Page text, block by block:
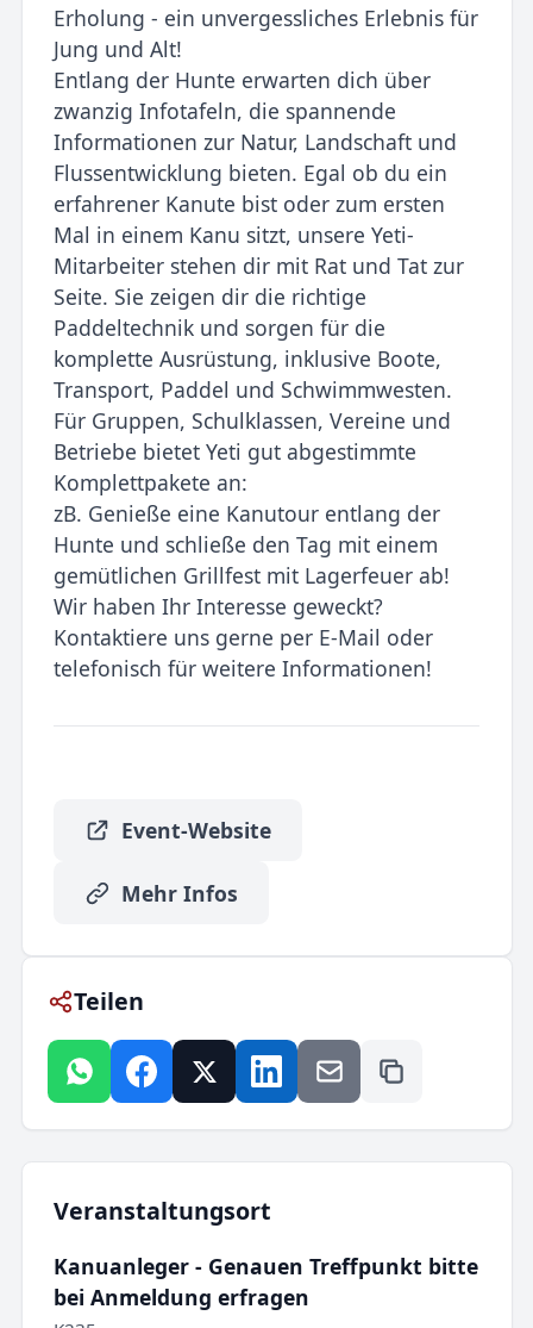
Erholung - ein unvergessliches Erlebnis für
Jung und Alt!
Entlang der Hunte erwarten dich über
zwanzig Infotafeln, die spannende
Informationen zur Natur, Landschaft und
Flussentwicklung bieten. Egal ob du ein
erfahrener Kanute bist oder zum ersten
Mal in einem Kanu sitzt, unsere Yeti-
Mitarbeiter stehen dir mit Rat und Tat zur
Seite. Sie zeigen dir die richtige
Paddeltechnik und sorgen für die
komplette Ausrüstung, inklusive Boote,
Transport, Paddel und Schwimmwesten.
Für Gruppen, Schulklassen, Vereine und
Betriebe bietet Yeti gut abgestimmte
Komplettpakete an:
zB. Genieße eine Kanutour entlang der
Hunte und schließe den Tag mit einem
gemütlichen Grillfest mit Lagerfeuer ab!
Wir haben Ihr Interesse geweckt?
Kontaktiere uns gerne per E-Mail oder
telefonisch für weitere Informationen!
Event-Website
Mehr Infos
Teilen
Veranstaltungsort
Kanuanleger - Genauen Treffpunkt bitte
bei Anmeldung erfragen